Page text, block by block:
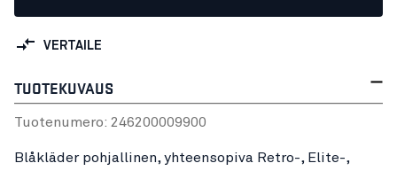
VERTAILE
TUOTEKUVAUS
Tuotenumero: 246200009900
Blåkläder pohjallinen, yhteensopiva Retro-, Elite-,